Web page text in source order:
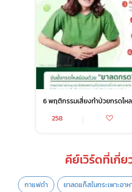
6 พฤติกรรมเสี่ยงทำป่วยกรดไห
258
คีย์เวิร์ดที่เกี่
กาแฟดำ ยาลดแก็สในกระเพาะอาห